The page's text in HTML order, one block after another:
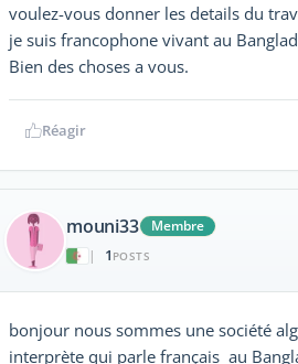
voulez-vous donner les details du
je suis francophone vivant au
Bien des choses a vous.
Réagir
mouni33
Membre
|
1 POSTS
bonjour nous sommes une société
interprète qui parle français au